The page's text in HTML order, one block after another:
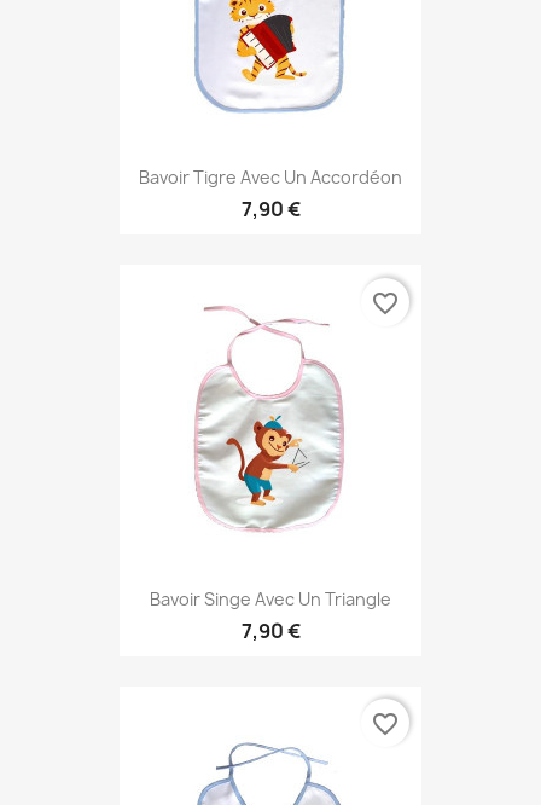
Bavoir Tigre Avec Un Accordéon
7,90 €
Bavoir Singe Avec Un Triangle
7,90 €
favorite_border
favorite_border